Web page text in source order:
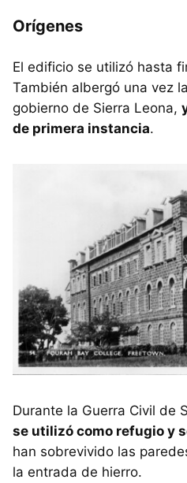
Orígenes
El edificio se utilizó hasta
También albergó una vez
gobierno de Sierra Leona,
de primera instancia.
Durante la Guerra Civil de
se utilizó como refugio y
han sobrevivido las
la entrada de hierro.